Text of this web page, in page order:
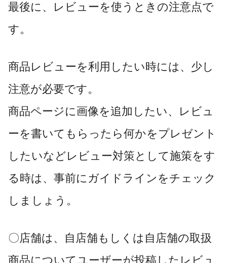
最後に、レビューを使うときの注意点で
す。
商品レビューを利用したい時には、少し
注意が必要です。
商品ページに画像を追加したい、レビュ
ーを書いてもらったら何かをプレゼント
したいなどレビュー対策として施策をす
る時は、事前にガイドラインをチェック
しましょう。
〇店舗は、自店舗もしくは自店舗の取扱
商品についてユーザーが投稿したレビュ